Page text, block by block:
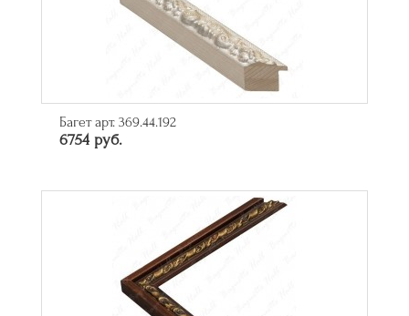
Багет арт. 369.44.192
6754 руб.